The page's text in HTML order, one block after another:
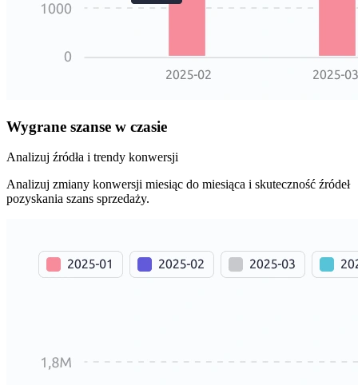
Wygrane szanse w czasie
Analizuj źródła i trendy konwersji
Analizuj zmiany konwersji miesiąc do miesiąca i skuteczność źródeł
pozyskania szans sprzedaży.